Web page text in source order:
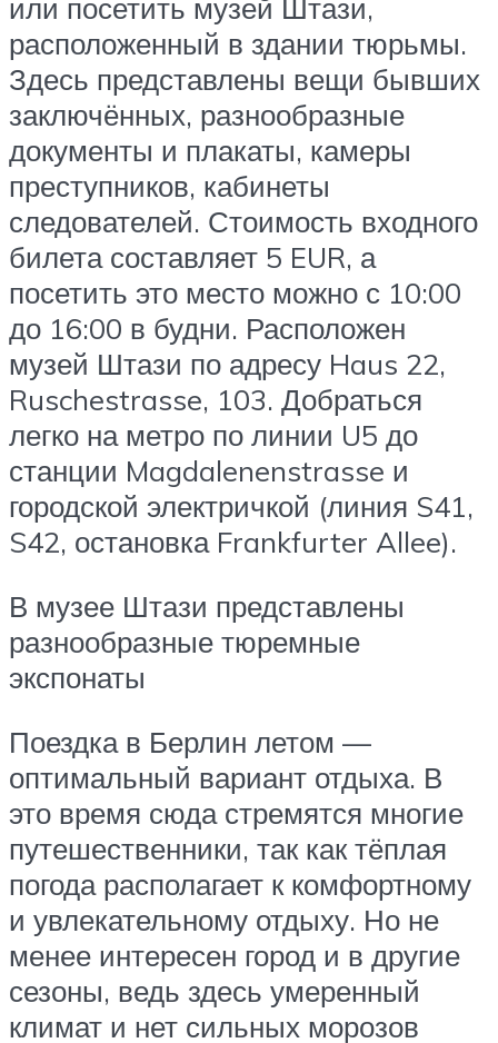
или посетить музей Штази,
расположенный в здании тюрьмы.
Здесь представлены вещи бывших
заключённых, разнообразные
документы и плакаты, камеры
преступников, кабинеты
следователей. Стоимость входного
билета составляет 5 EUR, а
посетить это место можно с 10:00
до 16:00 в будни. Расположен
музей Штази по адресу Haus 22,
Ruschestrasse, 103. Добраться
легко на метро по линии U5 до
станции Magdalenenstrasse и
городской электричкой (линия S41,
S42, остановка Frankfurter Allee).
В музее Штази представлены
разнообразные тюремные
экспонаты
Поездка в Берлин летом —
оптимальный вариант отдыха. В
это время сюда стремятся многие
путешественники, так как тёплая
погода располагает к комфортному
и увлекательному отдыху. Но не
менее интересен город и в другие
сезоны, ведь здесь умеренный
климат и нет сильных морозов